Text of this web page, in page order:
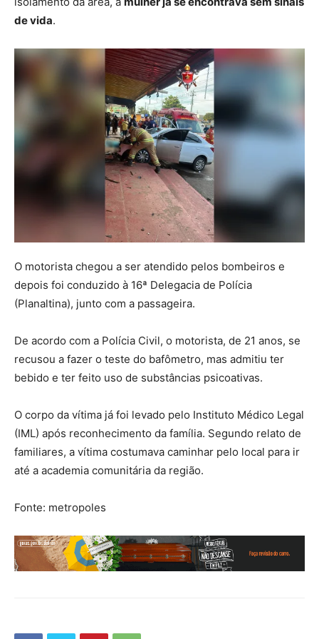
de vida.
O motorista chegou a ser atendido pelos bombeiros e
depois foi conduzido à 16ª Delegacia de Polícia
(Planaltina), junto com a passageira.
De acordo com a Polícia Civil, o motorista, de 21 anos, se
recusou a fazer o teste do bafômetro, mas admitiu ter
bebido e ter feito uso de substâncias psicoativas.
O corpo da vítima já foi levado pelo Instituto Médico Legal
(IML) após reconhecimento da família. Segundo relato de
familiares, a vítima costumava caminhar pelo local para ir
até a academia comunitária da região.
Fonte: metropoles